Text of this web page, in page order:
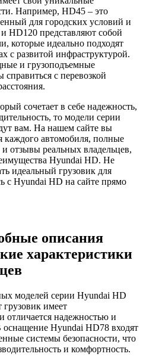
Например, HD45 – это
для городских условий и
HD120 представляют собой
которые идеально подходят
с развитой инфраструктурой.
и грузоподъемные
с перевозкой
сочетает в себе надежность,
то модели серии
вам. На нашем сайте вы
каждого автомобиля, полные
отзывы реальных владельцев,
Hyundai HD. Не
идеальный грузовик для
с Hyundai HD на сайте прямо
описания
характеристики
моделей серии Hyundai HD
грузовик имеет
отличается надежностью и
оснащение Hyundai HD78 входят
системы безопасности, что
и комфортность.